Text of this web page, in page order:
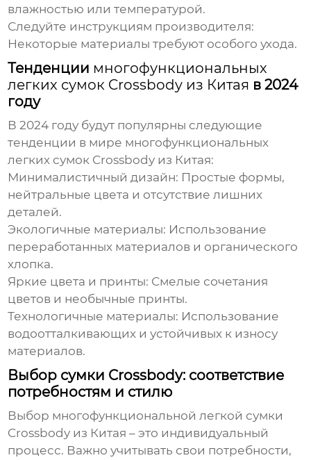
влажностью или температурой.
Следуйте инструкциям производителя:
Некоторые материалы требуют особого ухода.
Тенденции многофункциональных
легких сумок Crossbody из Китая в 2024
году
В 2024 году будут популярны следующие
тенденции в мире многофункциональных
легких сумок Crossbody из Китая:
Минималистичный дизайн: Простые формы,
нейтральные цвета и отсутствие лишних
деталей.
Экологичные материалы: Использование
переработанных материалов и органического
хлопка.
Яркие цвета и принты: Смелые сочетания
цветов и необычные принты.
Технологичные материалы: Использование
водоотталкивающих и устойчивых к износу
материалов.
Выбор сумки Crossbody: соответствие
потребностям и стилю
Выбор многофункциональной легкой сумки
Crossbody из Китая – это индивидуальный
процесс. Важно учитывать свои потребности,